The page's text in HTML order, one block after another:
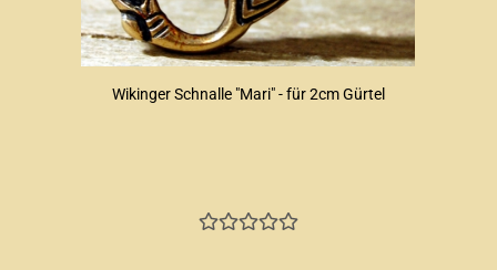
Wikinger Schnalle "Mari" - für 2cm Gürtel